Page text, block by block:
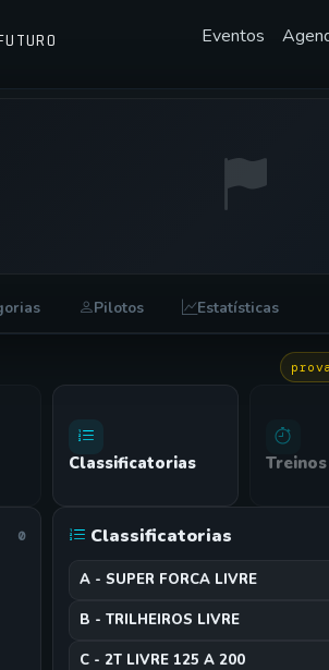
Eventos
Pilotos Estatísticas
Classificatorias Treinos
0 Classificatorias
A - SUPER FORCA LIVRE
B - TRILHEIROS LIVRE
C - 2T LIVRE 125 A 200